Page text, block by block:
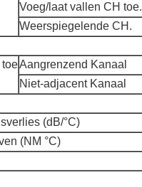
Voeg/laat vallen CH toe.
Weerspiegelende CH.
Aangrenzend Kanaal
Niet-adjacent Kanaal
(dB/°C)
(NM °C)